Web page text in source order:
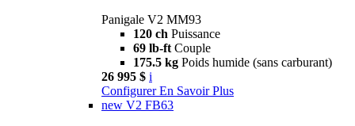
Panigale V2 MM93
120 ch Puissance
69 lb-ft Couple
175.5 kg Poids humide (sans carburant)
26 995 $ i
Configurer En Savoir Plus
new V2 FB63